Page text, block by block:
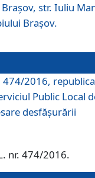
str. Iuliu
Brașov.
474/2016,
Public Local
desfăşurării
nr. 474/2016.